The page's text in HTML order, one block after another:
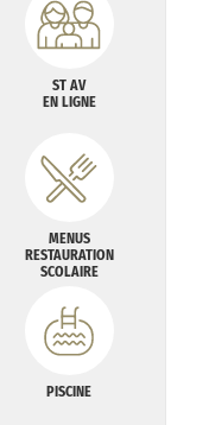
ST AV
EN LIGNE
MENUS
RESTAURATION
SCOLAIRE
PISCINE